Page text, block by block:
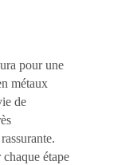
pour une
métaux
de
étape